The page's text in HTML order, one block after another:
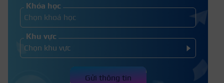
Khóa học
Khu vực
Gửi thông tin